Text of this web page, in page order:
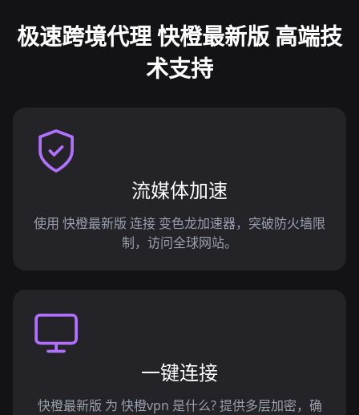
极速跨境代理 快橙最新版 高端技
术支持
流媒体加速
使用 快橙最新版 连接 变色龙加速器，突破防火墙限
制，访问全球网站。
一键连接
快橙最新版 为 快橙vpn 是什么? 提供多层加密，确